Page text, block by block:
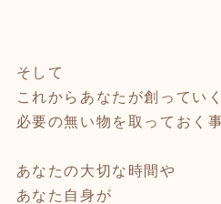
そして
これからあなたが創ってい
必要の無い物を取っておく
あなたの大切な時間や
あなた自身が